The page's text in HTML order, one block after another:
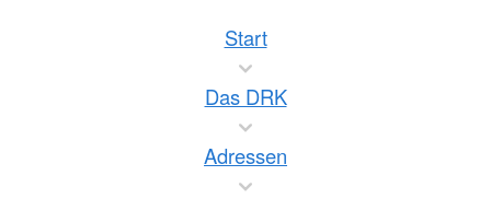
Start
Das DRK
Adressen